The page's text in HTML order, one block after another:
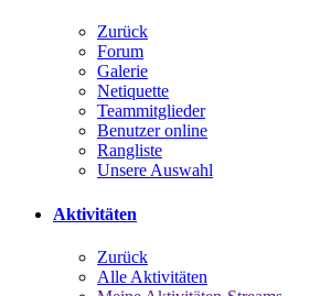
Zurück
Forum
Galerie
Netiquette
Teammitglieder
Benutzer online
Rangliste
Unsere Auswahl
Aktivitäten
Zurück
Alle Aktivitäten